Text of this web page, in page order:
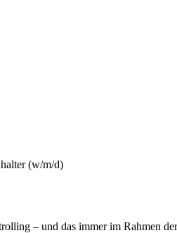
(w/m/d)
– und das immer im Rahmen